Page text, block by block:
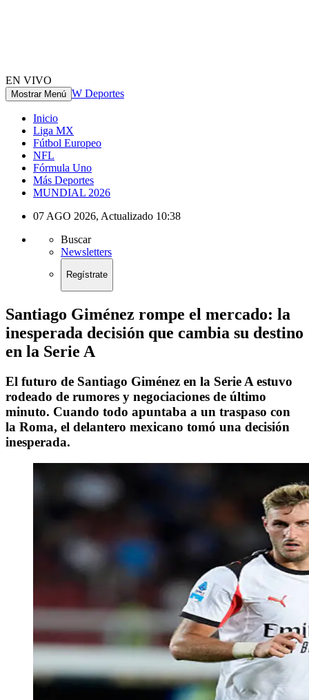
EN VIVO
Mostrar Menú W Deportes
Inicio
Liga MX
Fútbol Europeo
NFL
Fórmula Uno
Más Deportes
MUNDIAL 2026
07 AGO 2026, Actualizado 10:38
Buscar
Newsletters
Regístrate
Santiago Giménez rompe el mercado: la
inesperada decisión que cambia su destino
en la Serie A
El futuro de Santiago Giménez en la Serie A estuvo
rodeado de rumores y negociaciones de último
minuto. Cuando todo apuntaba a un traspaso con
la Roma, el delantero mexicano tomó una decisión
inesperada.